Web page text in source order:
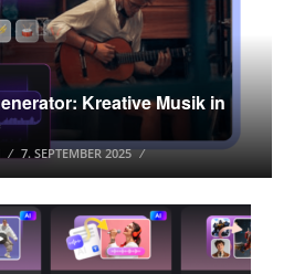
Kreative Musik in
7. SEPTEMBER 2025